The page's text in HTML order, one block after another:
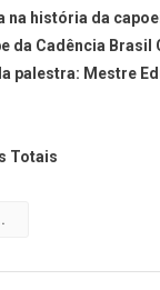
história da
da Cadência Brasil
palestra: Mestre
Totais